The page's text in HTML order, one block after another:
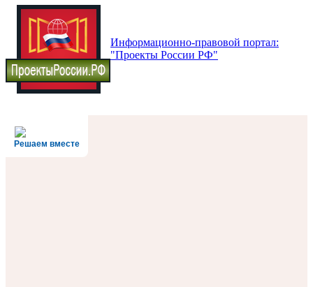
Информационно-правовой портал:
"Проекты России РФ"
Решаем вместе